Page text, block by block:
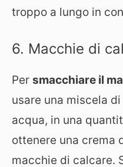
troppo a lungo in
6. Macchie di
Per smacchiare il
usare una miscela
acqua, in una
ottenere una crema
macchie di calcare.